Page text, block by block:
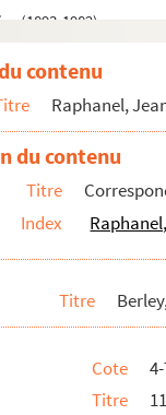
(1893-1982)
(1889-1967)
(1849-1906)
19.)
Julien (1853-1923)
19.)
Arman de (1869-
(19..-19.)
contenu
Raphanel,
du contenu
Titre
Index
Titre
Cote
Titre